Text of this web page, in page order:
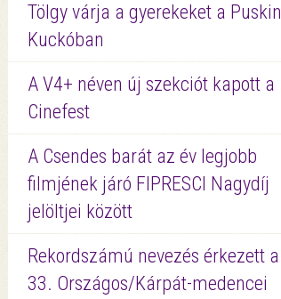
Tölgy várja a gyerekeket a Puskin
Kuckóban
A V4+ néven új szekciót kapott a
Cinefest
A Csendes barát az év legjobb
filmjének járó FIPRESCI Nagydíj
jelöltjei között
Rekordszámú nevezés érkezett a
33. Országos/Kárpát-medencei